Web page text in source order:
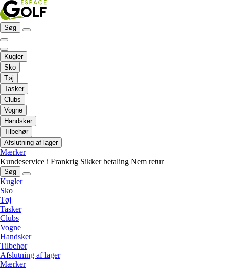
Søg
Kugler
Sko
Tøj
Tasker
Clubs
Vogne
Handsker
Tilbehør
Afslutning af lager
Mærker
Kundeservice i Frankrig Sikker betaling Nem retur
Søg
Kugler
Sko
Tøj
Tasker
Clubs
Vogne
Handsker
Tilbehør
Afslutning af lager
Mærker